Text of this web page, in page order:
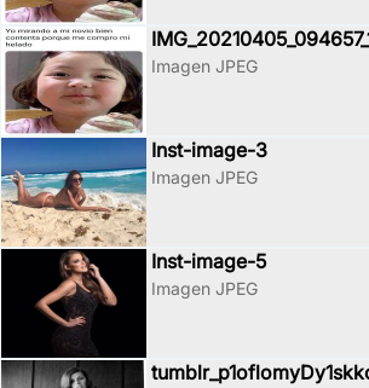
Imagen JPEG
Inst-image-3
Imagen JPEG
Inst-image-5
Imagen JPEG